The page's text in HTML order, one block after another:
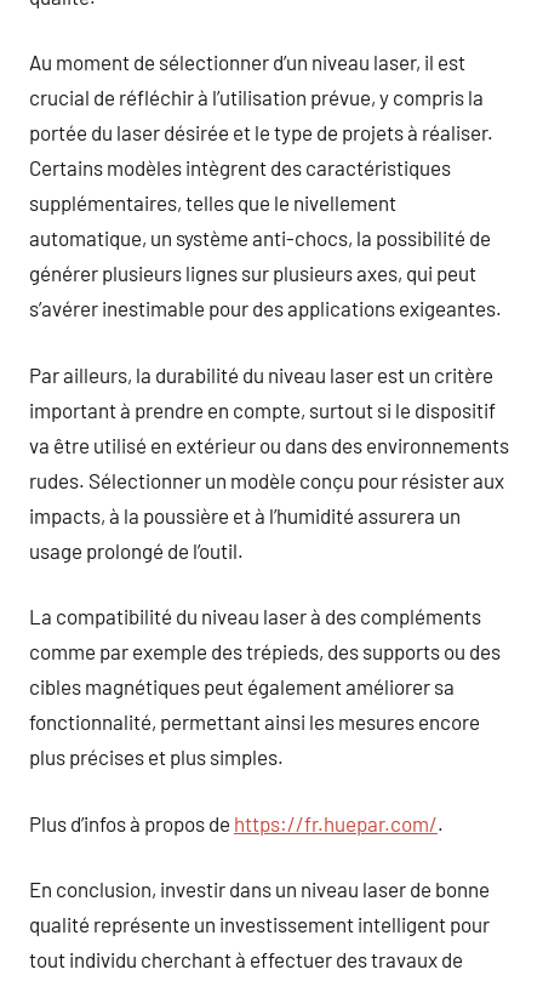
Au moment de sélectionner d’un niveau laser, il est
crucial de réfléchir à l’utilisation prévue, y compris la
portée du laser désirée et le type de projets à réaliser.
Certains modèles intègrent des caractéristiques
supplémentaires, telles que le nivellement
automatique, un système anti-chocs, la possibilité de
générer plusieurs lignes sur plusieurs axes, qui peut
s’avérer inestimable pour des applications exigeantes.
Par ailleurs, la durabilité du niveau laser est un critère
important à prendre en compte, surtout si le dispositif
va être utilisé en extérieur ou dans des environnements
rudes. Sélectionner un modèle conçu pour résister aux
impacts, à la poussière et à l’humidité assurera un
usage prolongé de l’outil.
La compatibilité du niveau laser à des compléments
comme par exemple des trépieds, des supports ou des
cibles magnétiques peut également améliorer sa
fonctionnalité, permettant ainsi les mesures encore
plus précises et plus simples.
Plus d’infos à propos de https://fr.huepar.com/.
En conclusion, investir dans un niveau laser de bonne
qualité représente un investissement intelligent pour
tout individu cherchant à effectuer des travaux de